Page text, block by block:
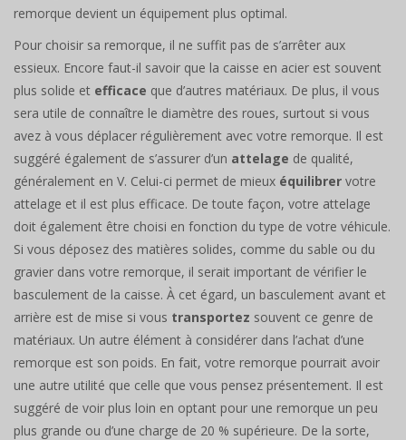
remorque devient un équipement plus optimal.
Pour choisir sa remorque, il ne suffit pas de s’arrêter aux
essieux. Encore faut-il savoir que la caisse en acier est souvent
plus solide et efficace que d’autres matériaux. De plus, il vous
sera utile de connaître le diamètre des roues, surtout si vous
avez à vous déplacer régulièrement avec votre remorque. Il est
suggéré également de s’assurer d’un attelage de qualité,
généralement en V. Celui-ci permet de mieux équilibrer votre
attelage et il est plus efficace. De toute façon, votre attelage
doit également être choisi en fonction du type de votre véhicule.
Si vous déposez des matières solides, comme du sable ou du
gravier dans votre remorque, il serait important de vérifier le
basculement de la caisse. À cet égard, un basculement avant et
arrière est de mise si vous transportez souvent ce genre de
matériaux. Un autre élément à considérer dans l’achat d’une
remorque est son poids. En fait, votre remorque pourrait avoir
une autre utilité que celle que vous pensez présentement. Il est
suggéré de voir plus loin en optant pour une remorque un peu
plus grande ou d’une charge de 20 % supérieure. De la sorte,